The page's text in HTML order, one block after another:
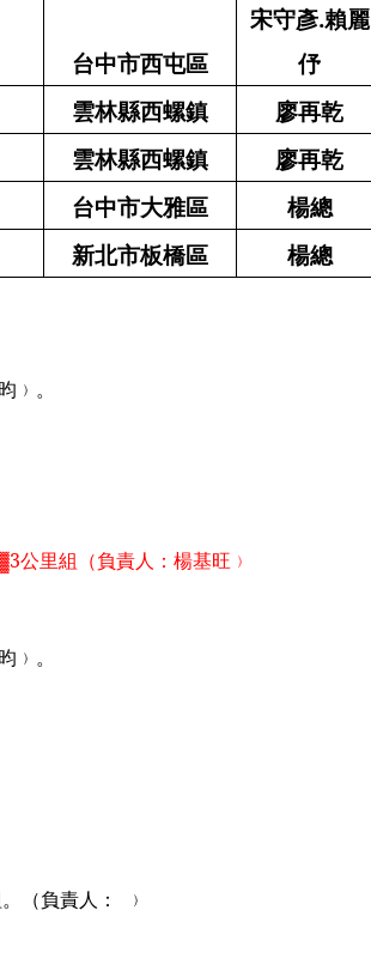
台中市西屯區
宋守彥.賴麗
伃
雲林縣西螺鎮 廖再乾
雲林縣西螺鎮 廖再乾
台中市大雅區 楊總
新北市板橋區 楊總
。
公里組 （負責人：楊基旺﹚
。
。 （負責人： ﹚